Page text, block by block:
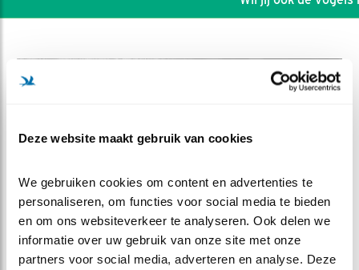
Deze website maakt gebruik van cookies
We gebruiken cookies om content en advertenties te
personaliseren, om functies voor social media te bieden
en om ons websiteverkeer te analyseren. Ook delen we
informatie over uw gebruik van onze site met onze
partners voor social media, adverteren en analyse. Deze